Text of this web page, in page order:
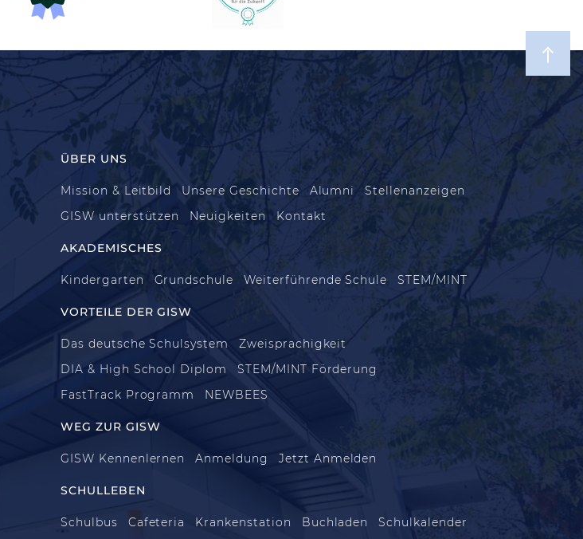
ÜBER UNS
Mission & Leitbild Unsere Geschichte Alumni
Stellenanzeigen
GISW unterstützen
Neuigkeiten Kontakt
AKADEMISCHES
Kindergarten Grundschule Weiterführende Schule STEM/MINT
VORTEILE DER GISW
Das deutsche Schulsystem
Zweisprachigkeit
DIA & High School Diplom
STEM/MINT Förderung
FastTrack Programm
NEWBEES
WEG ZUR GISW
GISW Kennenlernen Anmeldung Jetzt Anmelden
SCHULLEBEN
Schulbus Cafeteria Krankenstation Buchladen
Schulkalender